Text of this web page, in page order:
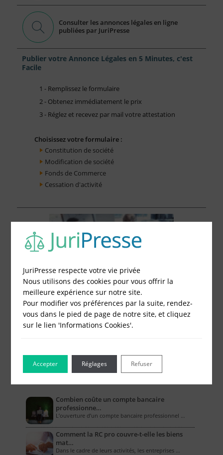
Consulter les annonces légales en ligne
publiées par JuriPresse
Publier votre Annonce Légales en 5 Minutes, c'est
Facile
1 - Remplissez le formulaire
2 - Obtenez immédiatement le prix
3 - Réglez et recevez par mail votre attestation
Choisissez votre formulaire :
Constitution de société
Modification de société
Fonds de Commerce
Cessation d'activité
Combien coûte un compte bancaire
professionne…
L’ouverture d’un compte bancaire professionnel …
Comment la RC pro couvre-t-elle les biens
mat…
Dans le cadre de leurs activités, les entreprises …
JuriPresse respecte votre vie privée
Nous utilisons des cookies pour vous offrir la
meilleure expérience sur notre site.
Pour modifier vos préférences par la suite, rendez-
vous dans le pied de page de notre site, et cliquez
sur le lien 'Informations Cookies'.
Accepter Refuser
Réglages